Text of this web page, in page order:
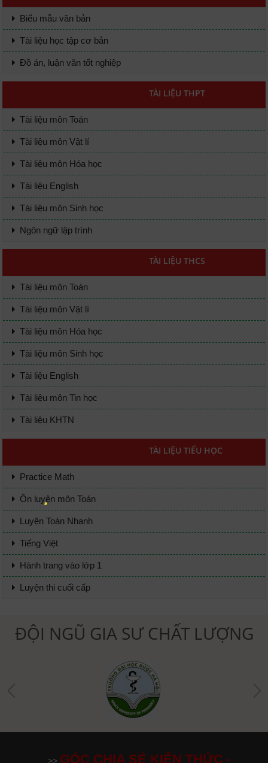
Biểu mẫu văn bản
Tài liệu học tập cơ bản
Đồ án, luận văn tốt nghiệp
TÀI LIỆU THPT
Tài liệu môn Toán
Tài liệu môn Vật lí
Tài liệu môn Hóa học
Tài liệu English
Tài liệu môn Sinh học
Ngôn ngữ lập trình
TÀI LIỆU THCS
Tài liệu môn Toán
Tài liệu môn Vật lí
Tài liệu môn Hóa học
Tài liệu môn Sinh học
Tài liệu English
Tài liệu môn Tin học
Tài liệu KHTN
TÀI LIỆU TIỂU HỌC
Practice Math
Ôn luyện môn Toán
Luyện Toán Nhanh
Tiếng Việt
Hành trang vào lớp 1
Luyện thi cuối cấp
ĐỘI NGŨ GIA SƯ CHẤT LƯỢNG
>> GÓC CHIA SẺ KIẾN THỨC -